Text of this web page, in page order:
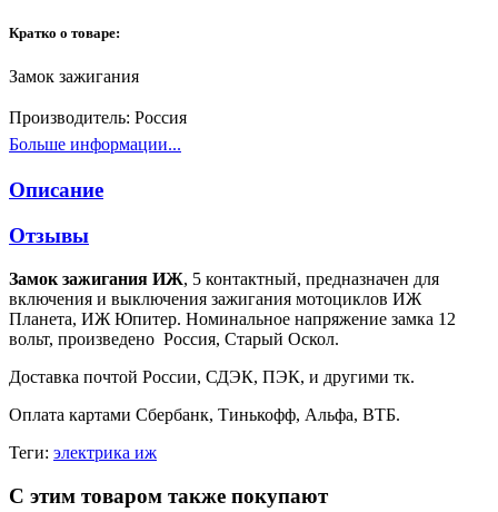
Кратко о товаре:
Замок зажигания
Производитель: Россия
Больше информации...
Описание
Отзывы
Замок зажигания ИЖ, 5 контактный, предназначен для
включения и выключения зажигания мотоциклов ИЖ
Планета, ИЖ Юпитер. Номинальное напряжение замка 12
вольт, произведено Россия, Старый Оскол.
Доставка почтой России, СДЭК, ПЭК, и другими тк.
Оплата картами Сбербанк, Тинькофф, Альфа, ВТБ.
Теги: электрика иж
С этим товаром также покупают